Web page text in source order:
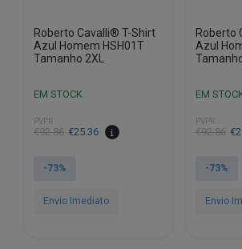
Roberto Cavalli® T-Shirt
Azul Homem HSH01T
Tamanho 2XL
EM STOCK
PVPR
€92.86
O
original
€92.86.
€25.36
O
atual
€25.36.
-73%
Envio Imediato
Roberto
Azul
Tamanho
EM
PVPR
€92.86
O
original
€92.86.
€
O
atual
€25.36.
-73%
Envio